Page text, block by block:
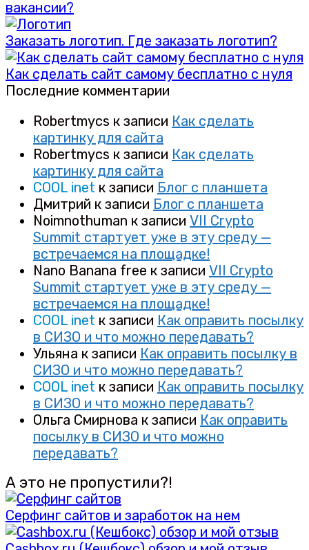
вакансии?
Заказать логотип. Где заказать логотип?
Как сделать сайт самому бесплатно с нуля
Последние комментарии
Robertmycs к записи Как сделать
картинку для сайта
Robertmycs к записи Как сделать
картинку для сайта
COOL inet к записи Блог с планшета
Дмитрий к записи Блог с планшета
Noimnothuman к записи VII Crypto
Summit стартует уже в эту среду —
встречаемся на площадке!
Nano Banana free к записи VII Crypto
Summit стартует уже в эту среду —
встречаемся на площадке!
COOL inet к записи Как оправить посылку
в СИЗО и что можно передавать?
Ульяна к записи Как оправить посылку в
СИЗО и что можно передавать?
COOL inet к записи Как оправить посылку
в СИЗО и что можно передавать?
Ольга Смирнова к записи Как оправить
посылку в СИЗО и что можно
передавать?
А это не пропустили?!
Серфинг сайтов и заработок на нем